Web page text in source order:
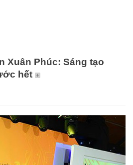
Xuân Phúc: Sáng tạo
hết